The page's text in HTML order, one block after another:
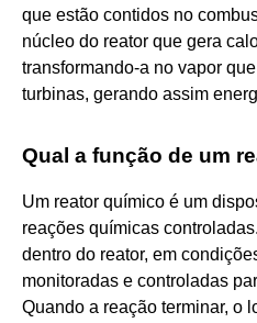
que estão contidos no
núcleo do reator que gera
transformando-a no vapor
turbinas, gerando assim
Qual a função de um
Um reator químico é um
reações químicas
dentro do reator, em
monitoradas e controladas
Quando a reação terminar, o